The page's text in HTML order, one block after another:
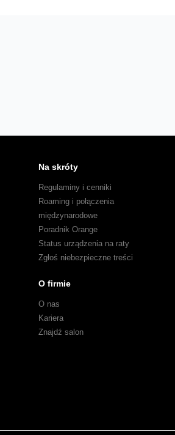
Na skróty
Regulaminy i cenniki
Roaming i połączenia
międzynarodowe
Poradnik Orange
Status urządzenia na raty
Zgłoś niebezpieczne treści
O firmie
O nas
Kariera
Znajdź salon